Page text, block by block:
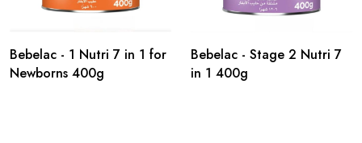
Bebelac - 1 Nutri 7 in 1 for
Newborns 400g
Bebelac - Stage 2 Nutri 7
in 1 400g